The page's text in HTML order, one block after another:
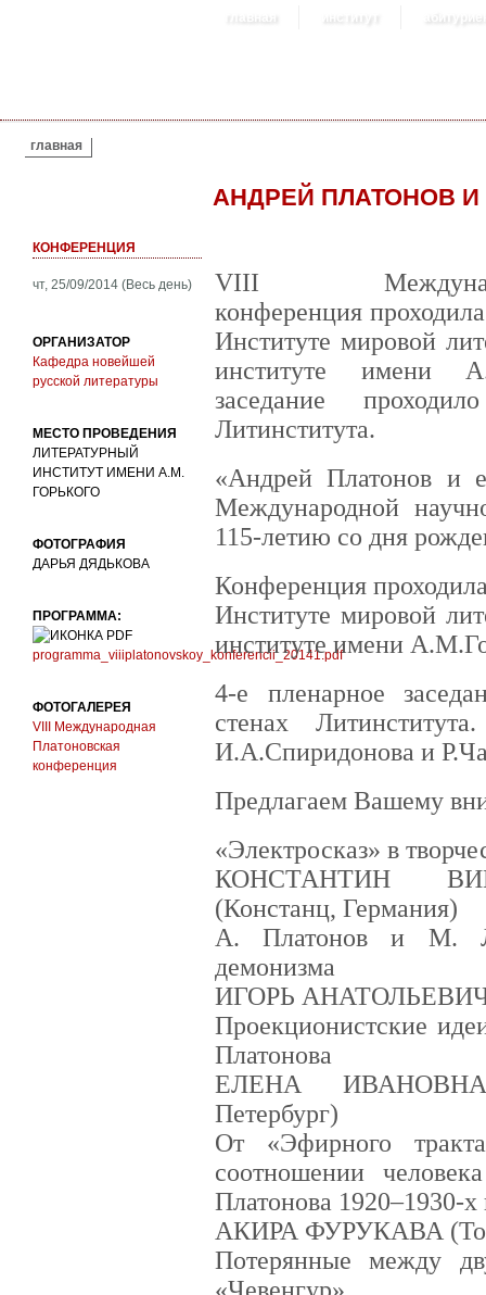
главная институт
ВЫ ЗДЕСЬ
главная
АНДРЕЙ ПЛАТОНОВ
КОНФЕРЕНЦИЯ
чт, 25/09/2014 (Весь день)
ОРГАНИЗАТОР
Кафедра новейшей
русской литературы
МЕСТО ПРОВЕДЕНИЯ
ЛИТЕРАТУРНЫЙ
ИНСТИТУТ ИМЕНИ А.М.
ГОРЬКОГО
ФОТОГРАФИЯ
ДАРЬЯ ДЯДЬКОВА
ПРОГРАММА:
programma_viiiplatonovskoy_konferencii_20141.pdf
ФОТОГАЛЕРЕЯ
VIII Международная
Платоновская
конференция
VIII
конференция
Институте мировой
институте имени
заседание
Литинститута.
«Андрей Платонов и
Международной
115-летию со дня
Конференция
Институте мировой
институте имени
4-е пленарное
стенах
И.А.Спиридонова и
Предлагаем Вашему
«Электросказ» в
КОНСТАНТИН
(Констанц, Германия)
А. Платонов и М.
демонизма
ИГОРЬ
Проекционистские
Платонова
ЕЛЕНА
Петербург)
От «Эфирного
соотношении
Платонова 1920–1930-х
АКИРА ФУРУКАВА
Потерянные между
«Чевенгур»